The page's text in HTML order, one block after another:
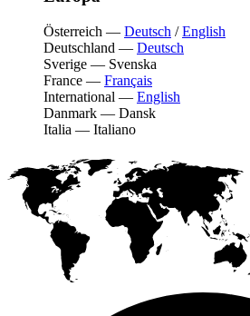
Österreich — Deutsch /English
Deutschland — Deutsch
Sverige — Svenska
France — Français
International — English
Danmark — Dansk
Italia — Italiano